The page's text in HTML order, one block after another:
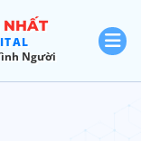
NHẤT
Người